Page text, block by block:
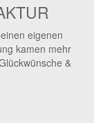
eigenen
kamen mehr
&